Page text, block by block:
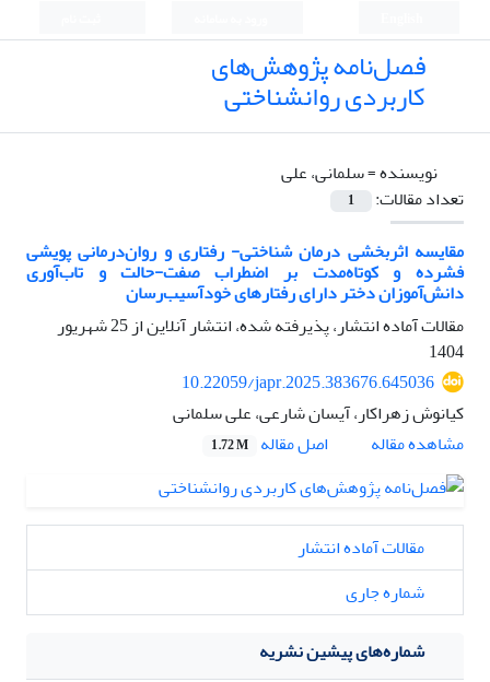
فصل‌نامه پژوهش‌های
کاربردی روانشناختی
نویسنده =سلمانی، علی
تعداد مقالات:
1
مقایسه اثربخشی درمان شناختی- رفتاری و روان‌درمانی پویشی
فشرده و کوتاه‌مدت بر اضطراب صفت-حالت و تاب‌آوری
دانش‌آموزان دختر دارای رفتارهای خودآسیب‌رسان
مقالات آماده انتشار، پذیرفته شده، انتشار آنلاین از
25 شهریور
1404
10.22059/japr.2025.383676.645036
کیانوش زهراکار، آیسان شارعی، علی سلمانی
مشاهده مقاله
اصل مقاله 1.72 M
مقالات آماده انتشار
شماره جاری
شماره‌های پیشین نشریه